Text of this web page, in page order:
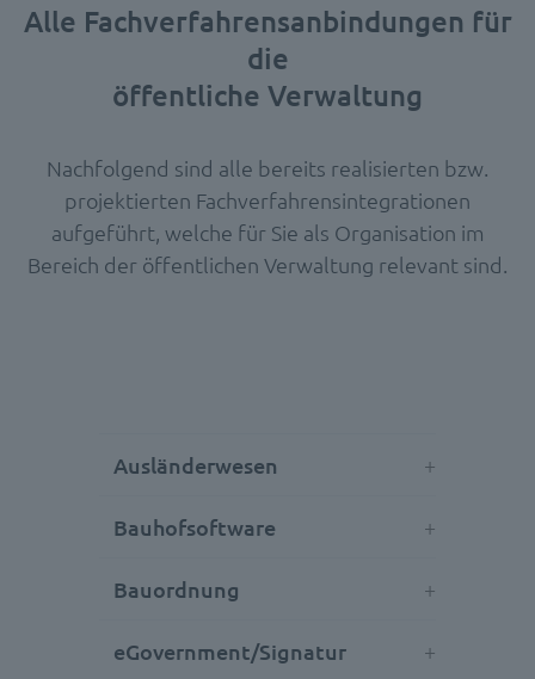
Alle Fachverfahrensanbindungen für
die
öffentliche Verwaltung
Nachfolgend sind alle bereits realisierten bzw.
projektierten Fachverfahrensintegrationen
aufgeführt, welche für Sie als Organisation im
Bereich der öffentlichen Verwaltung relevant sind.
Ausländerwesen
Bauhofsoftware
Bauordnung
eGovernment/Signatur